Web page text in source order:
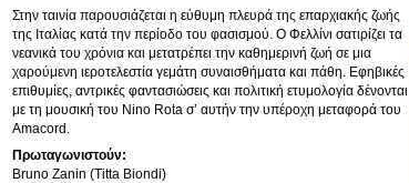
Στην ταινία παρουσιάζεται η εύθυμη πλευρά της επαρχιακής ζωής
της Ιταλίας κατά την περίοδο του φασισμού. Ο Φελλίνι σατιρίζει τα
νεανικά του χρόνια και μετατρέπει την καθημερινή ζωή σε μια
χαρούμενη ιεροτελεστία γεμάτη συναισθήματα και πάθη. Εφηβικές
επιθυμίες, αντρικές φαντασιώσεις και πολιτική ετυμολογία δένονται
με τη μουσική του Nino Rota σ’ αυτήν την υπέροχη μεταφορά του
Amacord.
Πρωταγωνιστούν:
Bruno Zanin (Titta Biondi)